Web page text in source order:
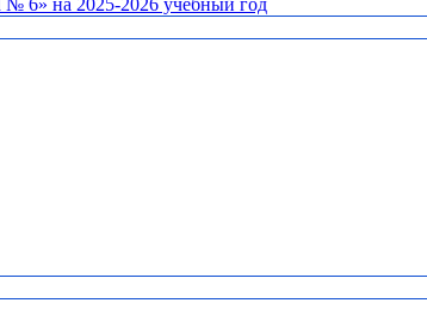
6» на 2025-2026 учебный год